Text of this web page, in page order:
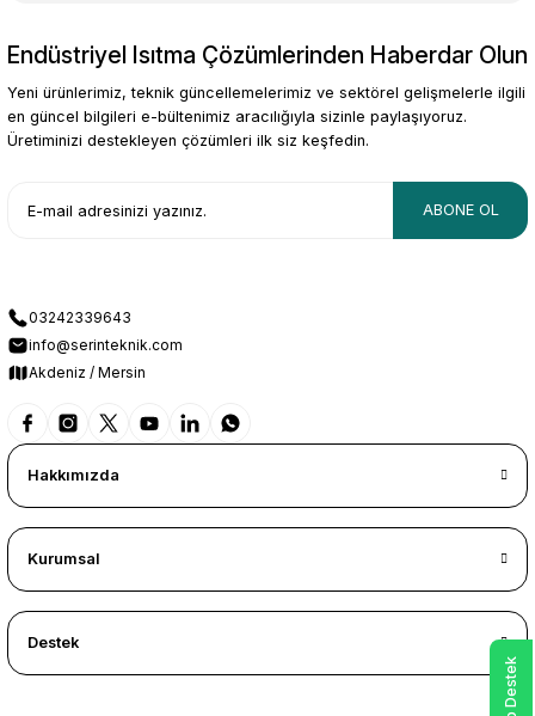
Gönder
Endüstriyel Isıtma Çözümlerinden Haberdar Olun
Yeni ürünlerimiz, teknik güncellemelerimiz ve sektörel gelişmelerle ilgili
en güncel bilgileri e-bültenimiz aracılığıyla sizinle paylaşıyoruz.
Üretiminizi destekleyen çözümleri ilk siz keşfedin.
ABONE OL
03242339643
info@serinteknik.com
Akdeniz / Mersin
Hakkımızda
Kurumsal
Destek